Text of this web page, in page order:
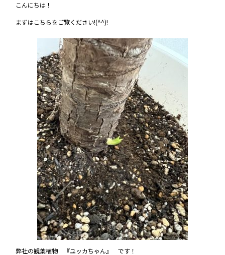
こんにちは！
まずはこちらをご覧ください!(^^)!
弊社の観葉植物 『ユッカちゃん』 です！